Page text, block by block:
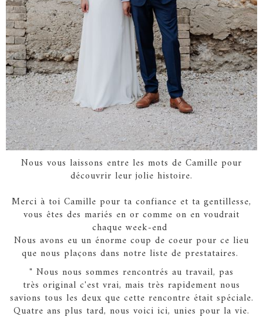
Nous vous laissons entre les mots de Camille pour
découvrir leur jolie histoire.
Merci à toi Camille pour ta confiance et ta gentillesse,
vous êtes des mariés en or comme on en voudrait
chaque week-end
Nous avons eu un énorme coup de coeur pour ce lieu
que nous plaçons dans notre liste de prestataires.
" Nous nous sommes rencontrés au travail, pas
très original c'est vrai, mais très rapidement nous
savions tous les deux que cette rencontre était spéciale.
Quatre ans plus tard, nous voici ici, unies pour la vie.